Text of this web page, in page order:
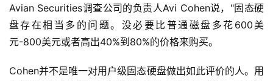
Avian Securities调查公司的负责人Avi Cohen说，"固态硬
盘存在相当多的问题。没必要比普通磁盘多花600美
元-800美元或者高出40%到80%的价格来购买。
Cohen并不是唯一对用户级固态硬盘做出如此评价的人。用